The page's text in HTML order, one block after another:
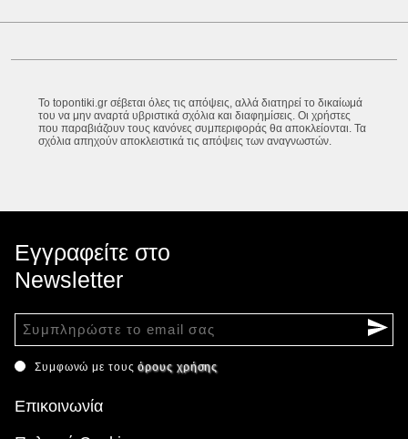
Το topontiki.gr σέβεται όλες τις απόψεις, αλλά διατηρεί το δικαίωμά
του να μην αναρτά υβριστικά σχόλια και διαφημίσεις. Οι χρήστες
που παραβιάζουν τους κανόνες συμπεριφοράς θα αποκλείονται. Τα
σχόλια απηχούν αποκλειστικά τις απόψεις των αναγνωστών.
Εγγραφείτε στο
Newsletter
Συμφωνώ με τουςόρους χρήσης
Επικοινωνία